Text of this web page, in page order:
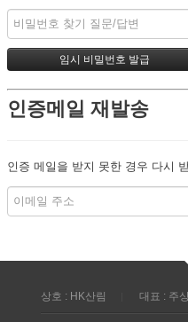
인증메일 재발송
인증 메일을 받지 못한 경우 다시
상호 : HK산림 대표 : 주